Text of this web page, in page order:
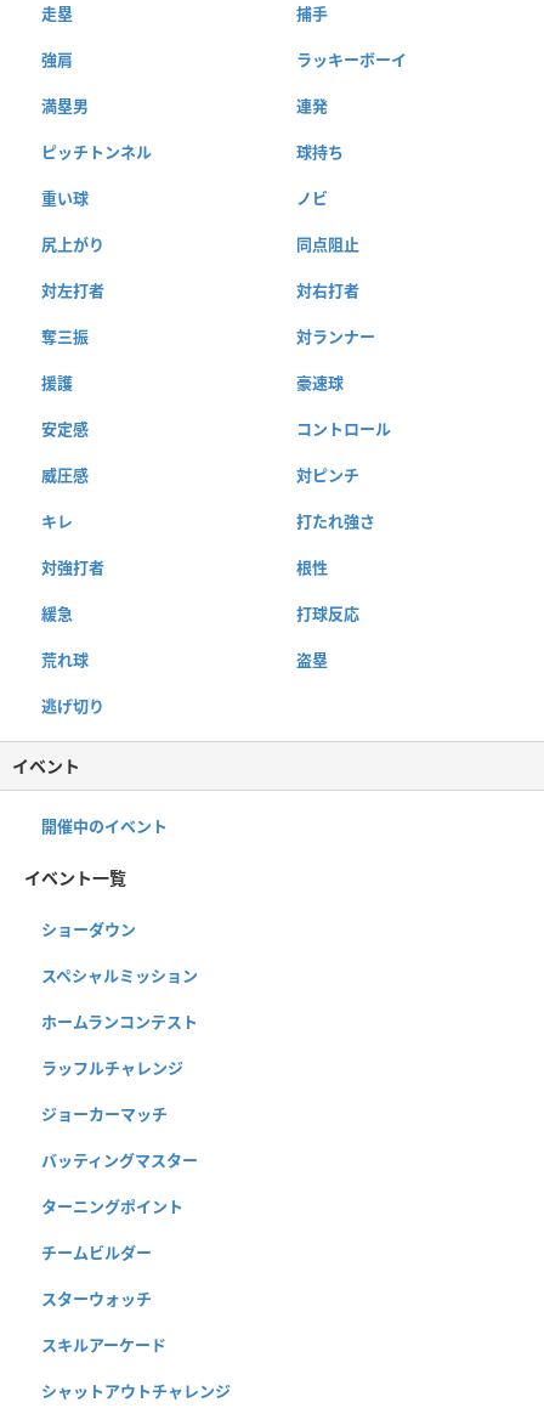
走塁 捕手
強肩 ラッキーボーイ
満塁男 連発
ピッチトンネル 球持ち
重い球 ノビ
尻上がり 同点阻止
対左打者 対右打者
奪三振 対ランナー
援護 豪速球
安定感 コントロール
威圧感 対ピンチ
キレ 打たれ強さ
対強打者 根性
緩急 打球反応
荒れ球 盗塁
逃げ切り
イベント
開催中のイベント
イベント一覧
ショーダウン
スペシャルミッション
ホームランコンテスト
ラッフルチャレンジ
ジョーカーマッチ
バッティングマスター
ターニングポイント
チームビルダー
スターウォッチ
スキルアーケード
シャットアウトチャレンジ